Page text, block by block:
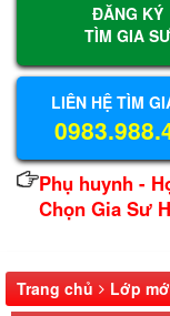
ĐĂNG KÝ
TÌM GIA
LIÊN HỆ TÌM
Phụ huynh -
Chọn Gia Sư
Trang chủ Lớp